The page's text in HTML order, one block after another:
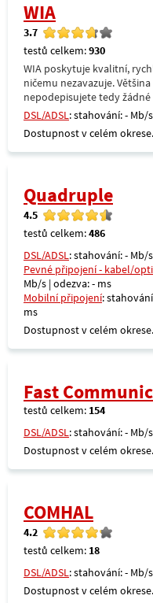
WIA
3.7
testů celkem:930
WIA poskytuje kvalitní,
ničemu nezavazuje.
nepodepisujete tedy
DSL/ADSL: stahování: - Mb/
Dostupnost v celém okrese.
Quadruple
4.5
testů celkem:486
DSL/ADSL: stahování: - Mb/
Pevné připojení - kabel/
Mb/s | odezva: - ms
Mobilní připojení:
ms
Dostupnost v celém okrese.
Fast
testů celkem: 154
DSL/ADSL: stahování: - Mb/
Dostupnost v celém okrese.
COMHAL
4.2
testů celkem: 18
DSL/ADSL: stahování: - Mb/
Dostupnost v celém okrese.